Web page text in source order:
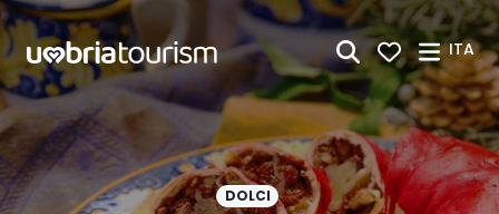
Skip to Main Content
ITA
DOLCI